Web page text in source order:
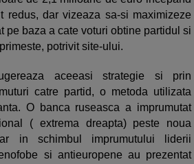
redus, dar vizeaza sa-si maximizeze
pe baza a cate voturi obtine partidul si
potrivit site-ului.
aceeasi strategie si prin
catre partid, o metoda utilizata
O banca ruseasca a imprumutat
( extrema dreapta) peste noua
in schimbul imprumutului liderii
si antieuropene au prezentat